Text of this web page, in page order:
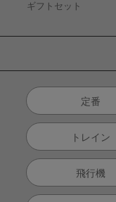
ギフトセット
定番
トレイン
飛行機